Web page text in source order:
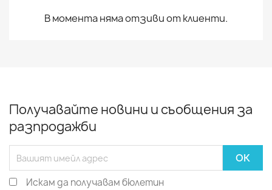
В момента няма отзиви от клиенти.
Получавайте новини и съобщения за
разпродажби
Искам да получавам бюлетин